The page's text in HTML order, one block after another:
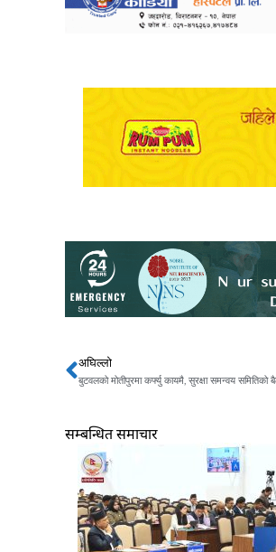
Prev
अघिल्लो
बुटवलको मोतीपुरमा कर्फ्यु कायमै, सुरक्षा समन्वय समितिको
सम्बन्धित समाचार